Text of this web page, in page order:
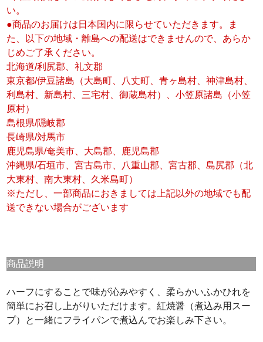
い。
●商品のお届けは日本国内に限らせていただきます。ま
た、以下の地域・離島への配送はできませんので、あらか
じめご了承ください。
北海道/利尻郡、礼文郡
東京都/伊豆諸島（大島町、八丈町、青ヶ島村、神津島村、
利島村、新島村、三宅村、御蔵島村）、小笠原諸島（小笠
原村）
島根県/隠岐郡
長崎県/対馬市
鹿児島県/奄美市、大島郡、鹿児島郡
沖縄県/石垣市、宮古島市、八重山郡、宮古郡、島尻郡（北
大東村、南大東村、久米島町）
※ただし、一部商品におきましては上記以外の地域でも配
送できない場合がございます
商品説明
ハーフにすることで味が沁みやすく、柔らかいふかひれを
簡単にお召し上がりいただけます。紅焼醤（煮込み用スー
プ）と一緒にフライパンで煮込んでお楽しみ下さい。